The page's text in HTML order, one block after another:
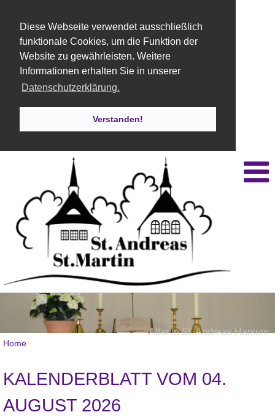
Diese Webseite verwendet ausschließlich
funktionale Cookies, um die Funktion der
Website zu gewährleisten. Weitere
Informationen erhalten Sie in unserer
Datenschutzerklärung.
Verstanden!
Altar in St. Andreas Harsum
Home
KALENDERBLATT VOM 04.
AUGUST 2026